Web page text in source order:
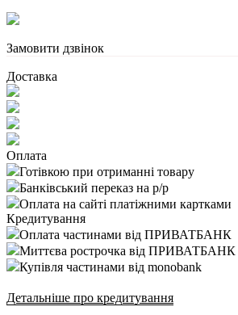
Замовити дзвінок
Доставка
Оплата
Готівкою при отриманні товару
Банківський переказ на р/р
Оплата на сайті платіжними картками
Кредитування
Оплата частинами від ПРИВАТБАНК
Миттєва рострочка від ПРИВАТБАНК
Купівля частинами від monobank
Детальніше про кредитування